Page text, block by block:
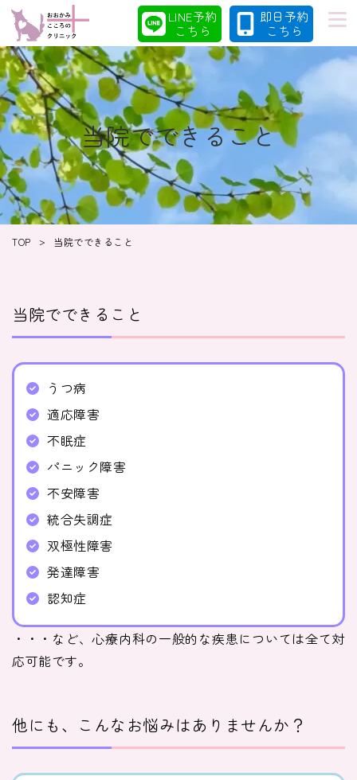
LINE予約
こちら
即日予約
こちら
初めての方へ 当院の特徴
診療案内 コラム
医師紹介
当院でできること
TOP > 当院でできること
当院でできること
うつ病
適応障害
不眠症
パニック障害
不安障害
統合失調症
双極性障害
発達障害
認知症
・・・など、心療内科の一般的な疾患については全て対
応可能です。
他にも、こんなお悩みはありませんか？